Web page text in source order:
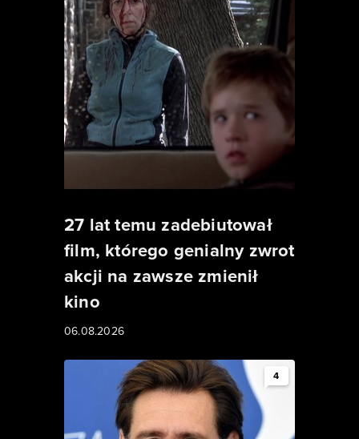
27 lat temu zadebiutował
film, którego genialny zwrot
akcji na zawsze zmienił
kino
06.08.2026
4